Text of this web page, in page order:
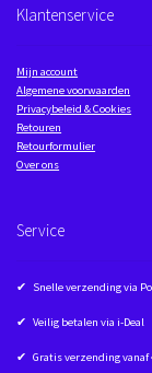
Klantenservice
Mijn account
Algemene voorwaarden
Privacybeleid & Cookies
Retouren
Retourformulier
Over ons
Service
✔ Snelle verzending via
✔ Veilig betalen via i-Deal
✔ Gratis verzending vanaf